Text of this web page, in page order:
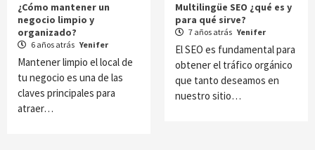
¿Cómo mantener un
negocio limpio y
organizado?
6 años atrás Yenifer
Mantener limpio el local de
tu negocio es una de las
claves principales para
atraer…
Multilingüe SEO ¿qué es y
para qué sirve?
7 años atrás Yenifer
El SEO es fundamental para
obtener el tráfico orgánico
que tanto deseamos en
nuestro sitio…